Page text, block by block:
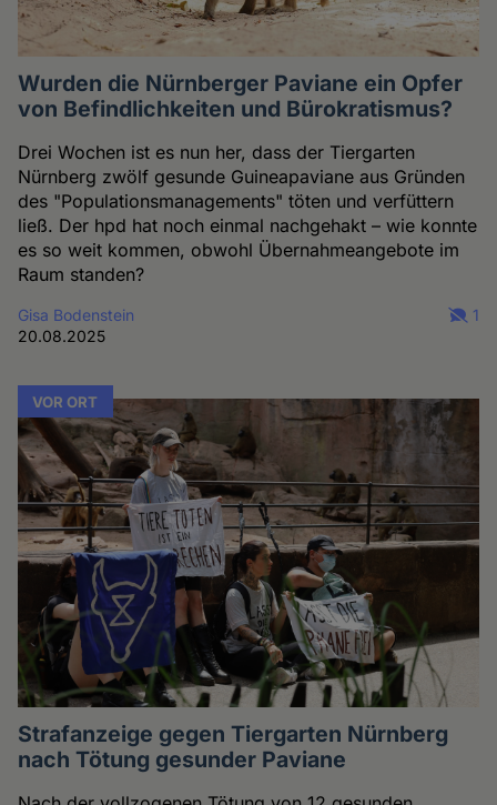
Wurden die Nürnberger Paviane ein Opfer
von Befindlichkeiten und Bürokratismus?
Drei Wochen ist es nun her, dass der Tiergarten
Nürnberg zwölf gesunde Guineapaviane aus Gründen
des "Populationsmanagements" töten und verfüttern
ließ. Der hpd hat noch einmal nachgehakt – wie konnte
es so weit kommen, obwohl Übernahmeangebote im
Raum standen?
Gisa Bodenstein
20.08.2025
1
VOR ORT
Strafanzeige gegen Tiergarten Nürnberg
nach Tötung gesunder Paviane